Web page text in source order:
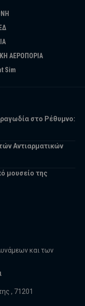
ΑΕΡΟΠΟΡΙΑ
Sim
στο Ρέθυμνο:
Αντιαρματικών
μουσείο της
και των
, 71201